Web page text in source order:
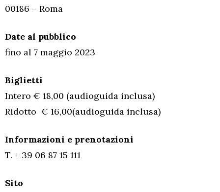
00186 – Roma
Date al pubblico
fino al 7 maggio 2023
Biglietti
Intero € 18,00 (audioguida inclusa)
Ridotto € 16,00(audioguida inclusa)
Informazioni e prenotazioni
T. + 39 06 87 15 111
Sito